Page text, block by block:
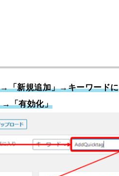
「新規追加」→キーワードに
→「有効化」